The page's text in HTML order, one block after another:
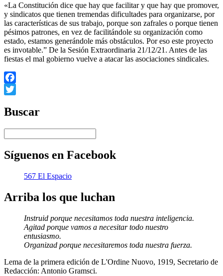
«La Constitución dice que hay que facilitar y que hay que promover,
y sindicatos que tienen tremendas dificultades para organizarse, por
las características de sus trabajo, porque son zafrales o porque tienen
pésimos patrones, en vez de facilitándole su organización como
estado, estamos generándole más obstáculos. Por eso este proyecto
es invotable.” De la Sesión Extraordinaria 21/12/21. Antes de las
fiestas el mal gobierno vuelve a atacar las asociaciones sindicales.
Facebook
Buscar
Síguenos en Facebook
567 El Espacio
Arriba los que luchan
Instruid porque necesitamos toda nuestra inteligencia.
Agitad porque vamos a necesitar todo nuestro
entusiasmo.
Organizad porque necesitaremos toda nuestra fuerza.
Lema de la primera edición de L'Ordine Nuovo, 1919, Secretario de
Redacción: Antonio Gramsci.